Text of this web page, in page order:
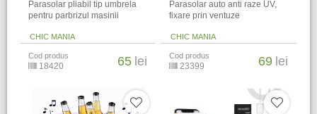
Parasolar pliabil tip umbrela
pentru parbrizul masinii
CHIC MANIA
Cod produs
18420 65 lei
Parasolar auto anti raze UV,
fixare prin ventuze
CHIC MANIA
Cod produs
23399 69 lei